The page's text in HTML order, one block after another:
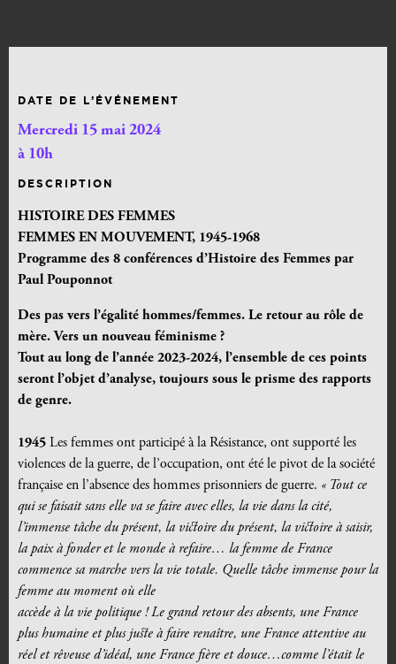
DATE DE L’ÉVÉNEMENT
Mercredi 15 mai 2024
à 10h
DESCRIPTION
HISTOIRE DES FEMMES
FEMMES EN MOUVEMENT, 1945-1968
Programme des 8 conférences d’Histoire des Femmes par
Paul Pouponnot
Des pas vers l’égalité hommes/femmes. Le retour au rôle de
mère. Vers un nouveau féminisme ?
Tout au long de l’année 2023-2024, l’ensemble de ces points
seront l’objet d’analyse, toujours sous le prisme des rapports
de genre.
1945 Les femmes ont participé à la Résistance, ont supporté les
violences de la guerre, de l’occupation, ont été le pivot de la société
française en l’absence des hommes prisonniers de guerre. « Tout ce
qui se faisait sans elle va se faire avec elles, la vie dans la cité,
l’immense tâche du présent, la victoire du présent, la victoire à saisir,
la paix à fonder et le monde à refaire… la femme de France
commence sa marche vers la vie totale. Quelle tâche immense pour la
femme au moment où elle
accède à la vie politique ! Le grand retour des absents, une France
plus humaine et plus juste à faire renaître, une France attentive au
réel et rêveuse d’idéal, une France fière et douce…comme l’était le